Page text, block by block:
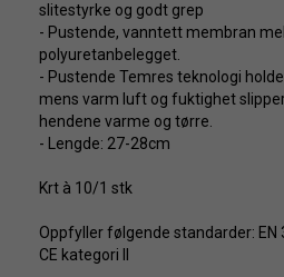
slitestyrke og godt grep
- Pustende, vanntett membran
polyuretanbelegget.
- Pustende Temres teknologi
mens varm luft og fuktighet
hendene varme og tørre.
- Lengde: 27-28cm
Krt à 10/1 stk
Oppfyller følgende standarder: EN
CE kategori II